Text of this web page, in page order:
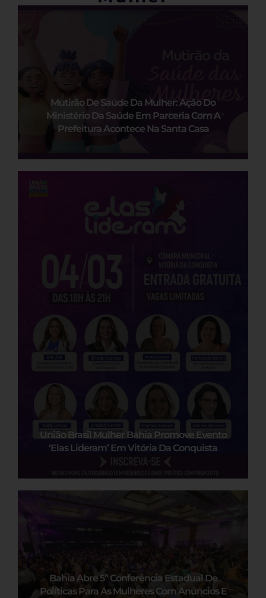
Mutirão De Saúde Da Mulher: Ação Do
Ministério Da Saúde Em Parceria Com A
Prefeitura Acontece Na Santa Casa
União Brasil Mulher Bahia Promove Evento
‘Elas Lideram’ Em Vitória Da Conquista
Bahia Abre 5ª Conferência Estadual De
Políticas Para As Mulheres Com Anúncios E